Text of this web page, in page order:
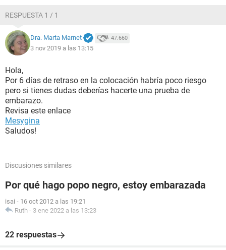
RESPUESTA 1 / 1
Dra. Marta Marnet 47.660
3 nov 2019 a las 13:15
Hola,
Por 6 días de retraso en la colocación habría poco riesgo
pero si tienes dudas deberías hacerte una prueba de
embarazo.
Revisa este enlace
Mesygina
Saludos!
Discusiones similares
Por qué hago popo negro, estoy embarazada
isai - 16 oct 2012 a las 19:21
Ruth - 3 ene 2022 a las 13:23
22 respuestas